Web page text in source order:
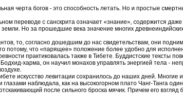
черта богов - это способность летать. Но и простые
переводе с санскрита означает «знание», содержится
земли. Но за прошедшие века значение многих
то, согласно дошедшим до нас свидетельствам, они
потому, что «парящее» положение более удобно для
практиковалась также в Тибете. Буддистские тексты
харма, он научил монахов управлять энергией тела -
искусство левитации сохранилось до наших дней.
наблюдала, как на высокогорном плато Чанг-Танга
после сильного броска мячик. Причем его